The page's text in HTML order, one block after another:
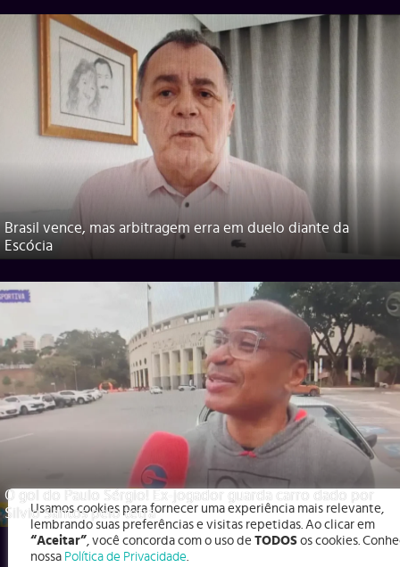
Brasil vence, mas arbitragem erra em duelo diante da
Escócia
O gol do Paulo Sérgio! Ex-jogador guarda carro dado por
Silvio Santos pelo tetra
Usamos cookies para fornecer uma experiência mais relevante,
lembrando suas preferências e visitas repetidas. Ao clicar em
“Aceitar”, você concorda com o uso de TODOSos cookies.
nossa Política de Privacidade.